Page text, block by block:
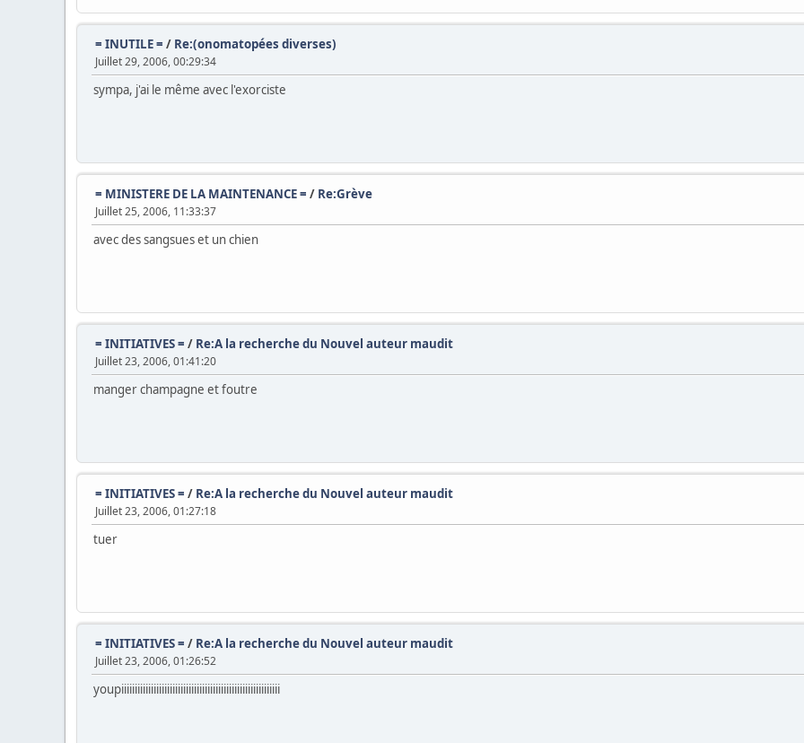
= INUTILE = / Re:(onomatopées diverses)
Juillet 29, 2006, 00:29:34
sympa, j'ai le même avec l'exorciste
= MINISTERE DE LA MAINTENANCE = / Re:Grève
Juillet 25, 2006, 11:33:37
avec des sangsues et un chien
= INITIATIVES = / Re:A la recherche du Nouvel auteur maudit
Juillet 23, 2006, 01:41:20
manger champagne et foutre
= INITIATIVES = / Re:A la recherche du Nouvel auteur maudit
Juillet 23, 2006, 01:27:18
tuer
= INITIATIVES = / Re:A la recherche du Nouvel auteur maudit
Juillet 23, 2006, 01:26:52
youpiiiiiiiiiiiiiiiiiiiiiiiiiiiiiiiiiiiiiiiiiiiiiiiiiiiiiiiiiii